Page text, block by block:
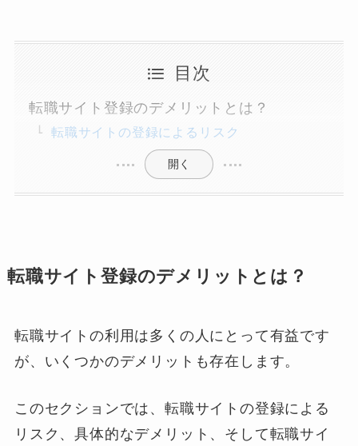
目次
転職サイト登録のデメリットとは？
転職サイトの登録によるリスク
開く
転職サイト登録のデメリットとは？
転職サイトの利用は多くの人にとって有益です
が、いくつかのデメリットも存在します。
このセクションでは、転職サイトの登録による
リスク、具体的なデメリット、そして転職サイ